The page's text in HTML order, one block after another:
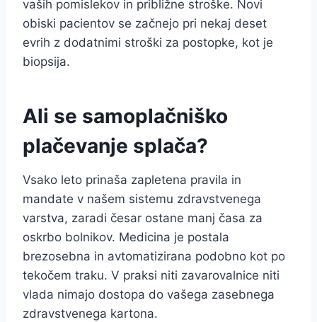
vaših pomislekov in približne stroške. Novi
obiski pacientov se začnejo pri nekaj deset
evrih z dodatnimi stroški za postopke, kot je
biopsija.
Ali se samoplačniško
plačevanje splača?
Vsako leto prinaša zapletena pravila in
mandate v našem sistemu zdravstvenega
varstva, zaradi česar ostane manj časa za
oskrbo bolnikov. Medicina je postala
brezosebna in avtomatizirana podobno kot po
tekočem traku. V praksi niti zavarovalnice niti
vlada nimajo dostopa do vašega zasebnega
zdravstvenega kartona.